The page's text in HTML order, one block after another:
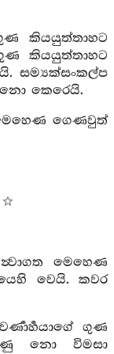
කියයුත්තාහට
කියයුත්තාහට
සම්‍යක්සංකල්ප
නො කෙරෙයි.
ගෙණවුත්
මෙහෙණ
වෙයි. කවර
ගුණ
නො විමසා